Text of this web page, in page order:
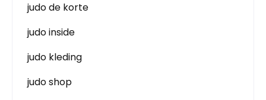
judo de korte
judo inside
judo kleding
judo shop